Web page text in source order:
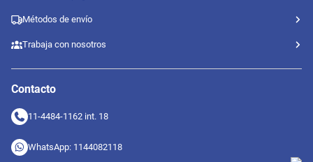
Métodos de envío
Trabaja con nosotros
Contacto
11-4484-1162 int. 18
WhatsApp: 1144082118